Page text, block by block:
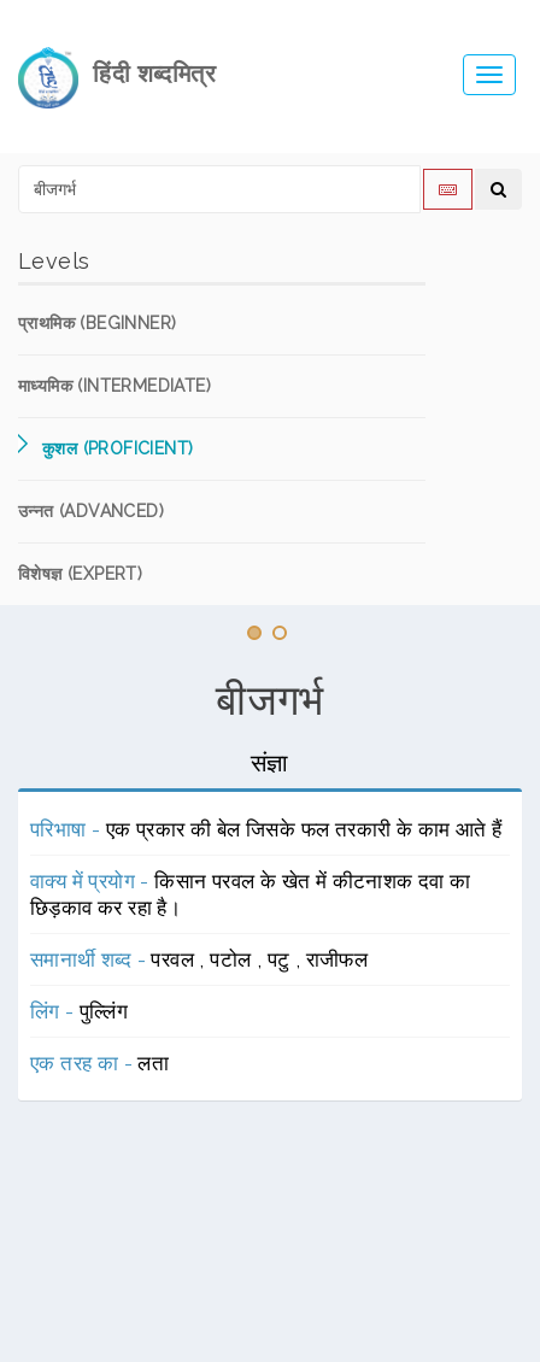
हिंदी शब्दमित्र
Levels
प्राथमिक (BEGINNER)
माध्यमिक (INTERMEDIATE)
कुशल (PROFICIENT)
उन्नत (ADVANCED)
विशेषज्ञ (EXPERT)
बीजगर्भ
संज्ञा
परिभाषा -एक प्रकार की बेल जिसके फल तरकारी के काम आते हैं
वाक्य में प्रयोग -किसान परवल के खेत में कीटनाशक दवा का
छिड़काव कर रहा है।
समानार्थी शब्द -परवल ,पटोल ,पटु ,राजीफल
लिंग -पुल्लिंग
एक तरह का -लता